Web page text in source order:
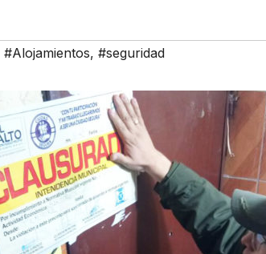
#Alojamientos, #seguridad